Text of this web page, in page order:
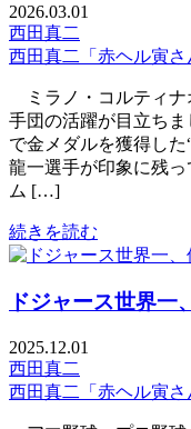
2026.03.01
西田真二
西田真二「赤ヘル寅さ
ミラノ・コルティナ
手団の活躍が目立ち
で金メダルを獲得し
龍一選手が印象に残
ム […]
続きを読む
ドジャース世界
2025.12.01
西田真二
西田真二「赤ヘル寅さ